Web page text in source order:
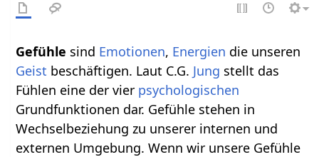
Gefühle sind Emotionen, Energien die unseren
Geist beschäftigen. Laut C.G. Jung stellt das
Fühlen eine der vier psychologischen
Grundfunktionen dar. Gefühle stehen in
Wechselbeziehung zu unserer internen und
externen Umgebung. Wenn wir unsere Gefühle